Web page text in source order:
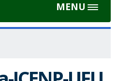
MENU
Toggle